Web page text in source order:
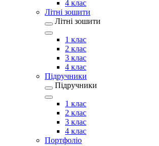
4 клас
Літні зошити
Літні зошити
1 клас
2 клас
3 клас
4 клас
Підручники
Підручники
1 клас
2 клас
3 клас
4 клас
Портфоліо